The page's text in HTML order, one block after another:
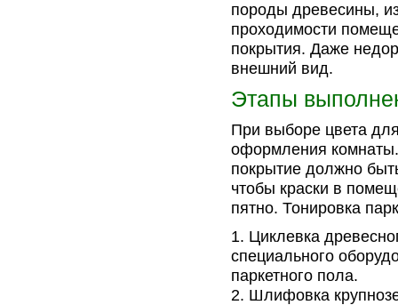
породы древесины,
проходимости
покрытия. Даже
внешний вид.
Этапы
При выборе цвета
оформления
покрытие должно
чтобы краски в
пятно. Тонировка
Циклевка
специального
паркетного пола.
Шлифовка